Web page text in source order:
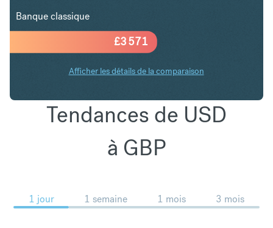
£3 571
Banque classique
Afficher les détails de la comparaison
Tendances de USD
à GBP
1 jour 1 semaine 1 mois 3 mois